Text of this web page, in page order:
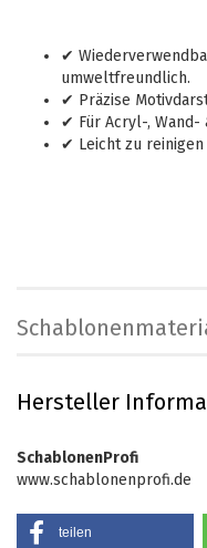
✔
umweltfreundlich.
✔ Präzise
✔ Für Acryl-,
✔ Leicht zu reinigen
Hersteller
SchablonenProfi
www.schablonenprofi.de
teilen